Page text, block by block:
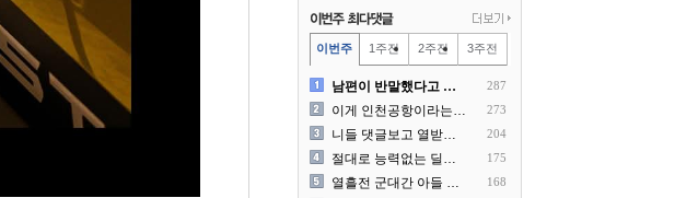
이번주 1주전 2주전 3주전
남편이 반말했다고 똑같이 반.. 287
이게 인천공항이라는게 믿겨지.. 273
니들 댓글보고 열받아서 집구.. 204
절대로 능력없는 딜러를 쓰지.. 175
열흘전 군대간 아들 소포(가.. 168